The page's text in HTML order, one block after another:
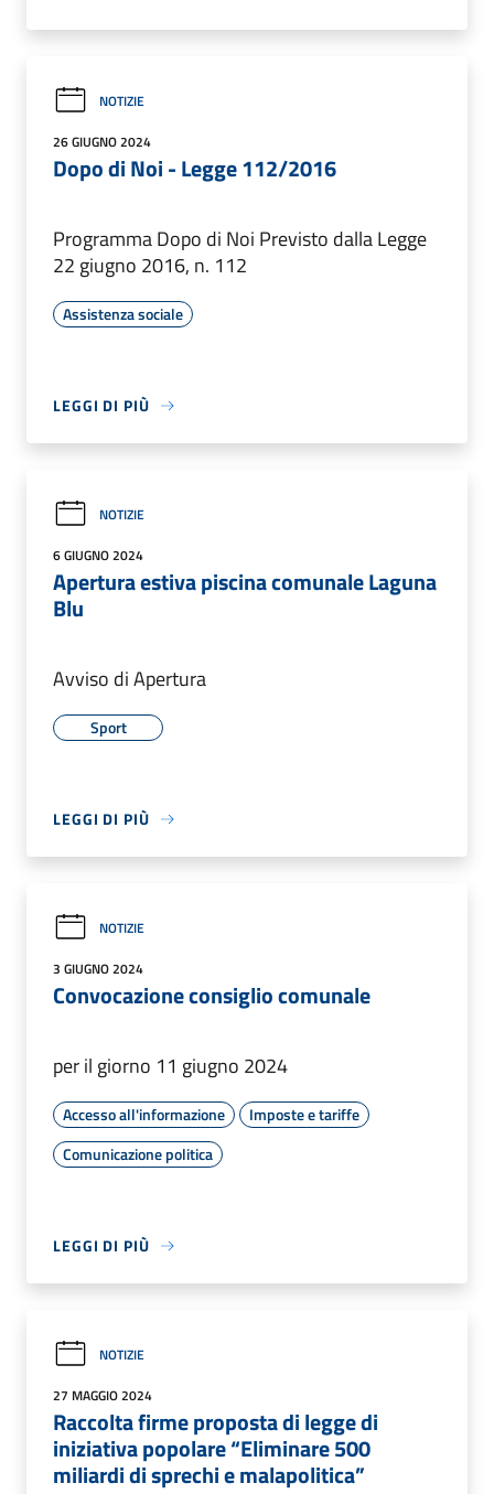
NOTIZIE
26 GIUGNO 2024
Dopo di Noi - Legge 112/2016
Programma Dopo di Noi Previsto dalla Legge
22 giugno 2016, n. 112
Assistenza sociale
LEGGI DI PIÙ
NOTIZIE
6 GIUGNO 2024
Apertura estiva piscina comunale Laguna
Blu
Avviso di Apertura
Sport
LEGGI DI PIÙ
NOTIZIE
3 GIUGNO 2024
Convocazione consiglio comunale
per il giorno 11 giugno 2024
Accesso all'informazione
Imposte e tariffe
Comunicazione politica
LEGGI DI PIÙ
NOTIZIE
27 MAGGIO 2024
Raccolta firme proposta di legge di
iniziativa popolare “Eliminare 500
miliardi di sprechi e malapolitica”